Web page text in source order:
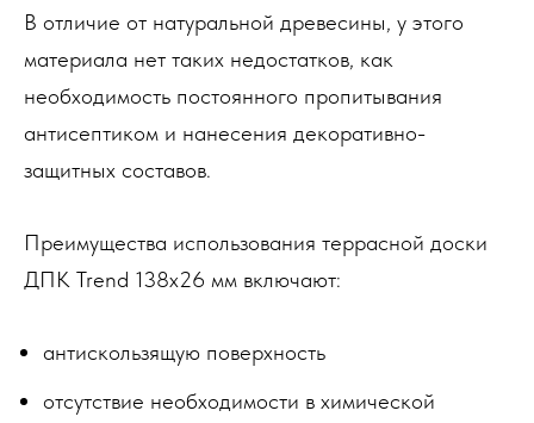
В отличие от натуральной древесины, у этого
материала нет таких недостатков, как
необходимость постоянного пропитывания
антисептиком и нанесения декоративно-
защитных составов.
Преимущества использования террасной доски
ДПК Trend 138х26 мм включают:
антискользящую поверхность
отсутствие необходимости в химической